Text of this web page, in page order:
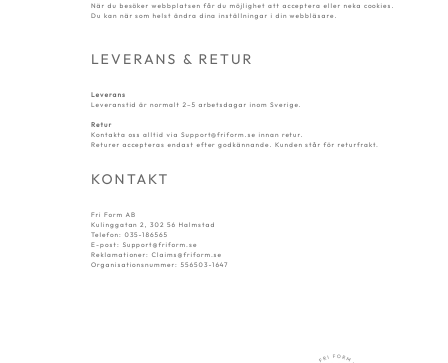
När du besöker webbplatsen får du möjlighet att acceptera eller neka cookies.
Du kan när som helst ändra dina inställningar i din webbläsare.
LEVERANS & RETUR
Leverans
Leveranstid är normalt 2–5 arbetsdagar inom Sverige.
Retur
Kontakta oss alltid via Support@friform.se innan retur.
Returer accepteras endast efter godkännande. Kunden står för returfrakt.
KONTAKT
Fri Form AB
Kulinggatan 2, 302 56 Halmstad
Telefon: 035-186565
E-post: Support@friform.se
Reklamationer: Claims@friform.se
Organisationsnummer: 556503-1647